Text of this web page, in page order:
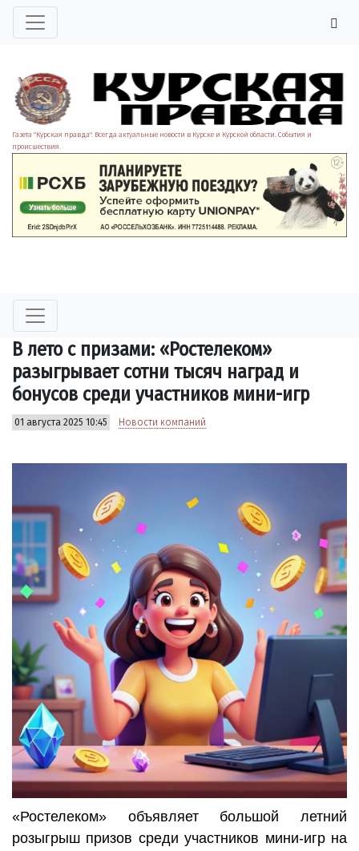
Газета "Курская правда". Всегда актуальные новости в Курске и Курской области. События и
происшествия.
В лето с призами: «Ростелеком»
разыгрывает сотни тысяч наград и
бонусов среди участников мини-игр
01 августа 2025 10:45 Новости компаний
«Ростелеком» объявляет большой летний
розыгрыш призов среди участников мини-игр на